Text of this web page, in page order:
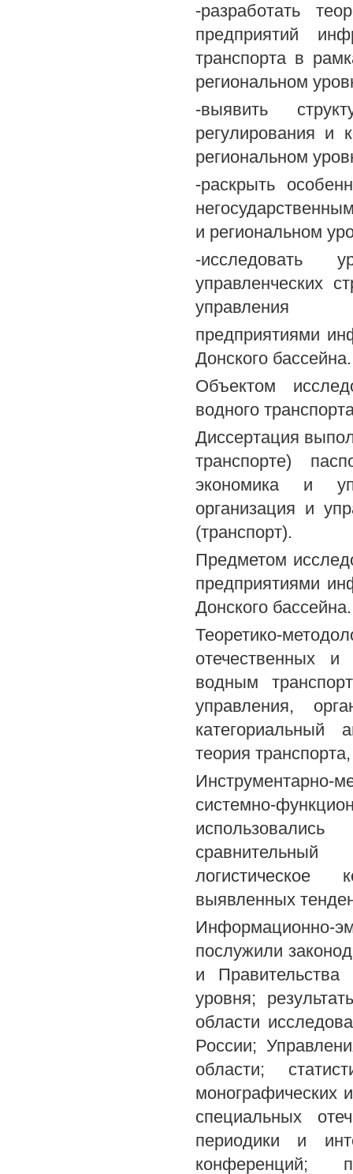
-разработать
предприятий
транспорта в
региональном
-выявить
регулирования и
региональном
-раскрыть
и региональном
-исследовать
управленческих
управления
предприятиями
Донского бассейна.
Объектом
водного
Диссертация
транспорте)
экономика и
организация и
(транспорт).
Предметом
предприятиями
Донского бассейна.
Теоретико-
отечественных
водным
управления,
категориальный
теория
Инструментарно-
системно-
логистическое
выявленных
послужили
и
уровня;
области
России;
области;
монографических
специальных
периодики и
конференций;